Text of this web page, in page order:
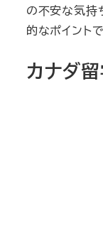
の不安な気持
的なポイントで
カナダ